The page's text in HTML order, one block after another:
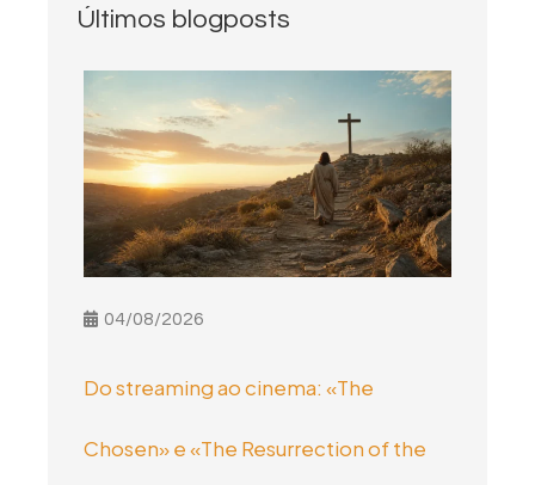
Últimos blogposts
04/08/2026
Do streaming ao cinema: «The
Chosen» e «The Resurrection of the